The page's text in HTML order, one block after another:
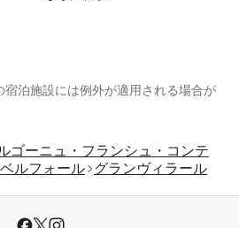
泊施設には例外が適用される場合が
ゴーニュ・フランシュ・コンテ
ルフォール グランヴィラール